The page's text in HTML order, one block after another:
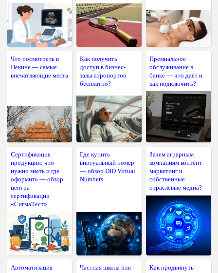
Что посмотреть в
Пекине — самые
впечатляющие места
Как получить
доступ в бизнес-
залы аэропортов
бесплатно?
Премиальное
обслуживание в
банке — что даёт и
как подключить?
Сертификация
продукции: что
нужно знать и где
оформить — обзор
центра
сертификации
«СигмаТест»
Где купить
виртуальный номер
— обзор DID Virtual
Numbers
Зачем аграрным
компаниям контент-
маркетинг и
собственные
отраслевые медиа?
Автоматизация
Частная школа или
Как продвинуть